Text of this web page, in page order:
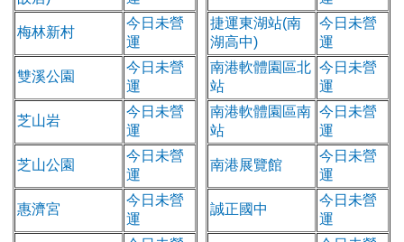
梅林新村
今日未營
運
雙溪公園
今日未營
運
芝山岩
今日未營
運
芝山公園
今日未營
運
惠濟宮
今日未營
運
捷運東湖站(南
湖高中)
今日未營
運
南港軟體園區北
站
今日未營
運
南港軟體園區南
站
今日未營
運
南港展覽館
今日未營
運
誠正國中
今日未營
運